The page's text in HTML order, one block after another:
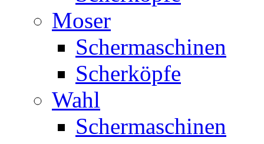
Moser
Schermaschinen
Scherköpfe
Wahl
Schermaschinen